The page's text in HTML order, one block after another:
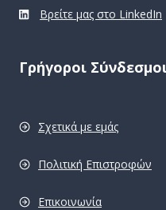
Βρείτε μας στο LinkedIn
Γρήγοροι
Σχετικά με εμάς
Πολιτική Επιστροφών
Επικοινωνία